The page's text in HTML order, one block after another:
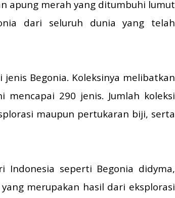
apung merah yang ditumbuhi lumut
dari seluruh dunia yang telah
Begonia. Koleksinya melibatkan
290 jenis. Jumlah koleksi
maupun pertukaran biji, serta
Indonesia seperti Begonia didyma,
merupakan hasil dari eksplorasi